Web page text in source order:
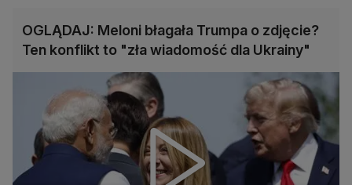
OGLĄDAJ: Meloni błagała Trumpa o zdjęcie?
Ten konflikt to "zła wiadomość dla Ukrainy"